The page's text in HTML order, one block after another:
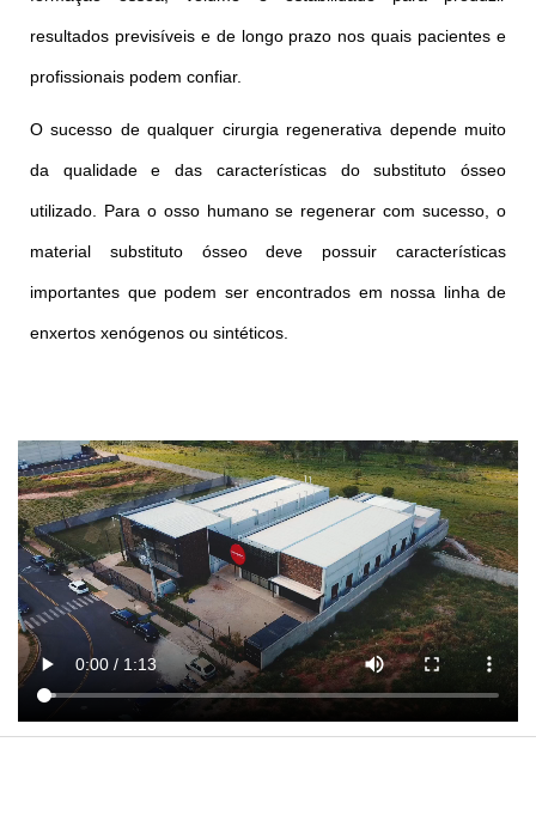
resultados previsíveis e de longo prazo nos quais pacientes e
profissionais podem confiar.
O sucesso de qualquer cirurgia regenerativa depende muito
da qualidade e das características do substituto ósseo
utilizado. Para o osso humano se regenerar com sucesso, o
material substituto ósseo deve possuir características
importantes que podem ser encontrados em nossa linha de
enxertos xenógenos ou sintéticos.